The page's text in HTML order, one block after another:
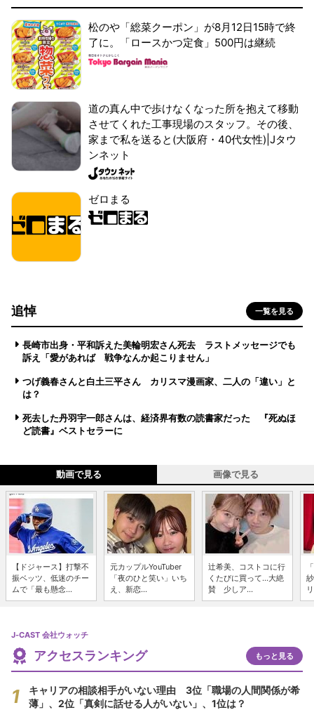
松のや「総菜クーポン」が8月12日15時で終
了に。「ロースかつ定食」500円は継続
道の真ん中で歩けなくなった所を抱えて移動
させてくれた工事現場のスタッフ。その後、
家まで私を送ると(大阪府・40代女性)|Jタウ
ンネット
ゼロまる
追悼 一覧を見る
長崎市出身・平和訴えた美輪明宏さん死去 ラストメッセージでも
訴え「愛があれば 戦争なんか起こりません」
つげ義春さんと白土三平さん カリスマ漫画家、二人の「違い」と
は？
死去した丹羽宇一郎さんは、経済界有数の読書家だった 『死ぬほ
ど読書』ベストセラーに
動画で見る 画像で見る
【ドジャース】打撃不
振ベッツ、低迷のチー
ムで「最も懸念...
元カップルYouTuber
「夜のひと笑い」いち
え、新恋...
辻希美、コストコに行
くたびに買って...大絶
賛 少しア...
J-CAST 会社ウォッチ
アクセスランキング もっと見る
キャリアの相談相手がいない理由 3位「職場の人間関係が希
薄」、2位「真剣に話せる人がいない」、1位は？